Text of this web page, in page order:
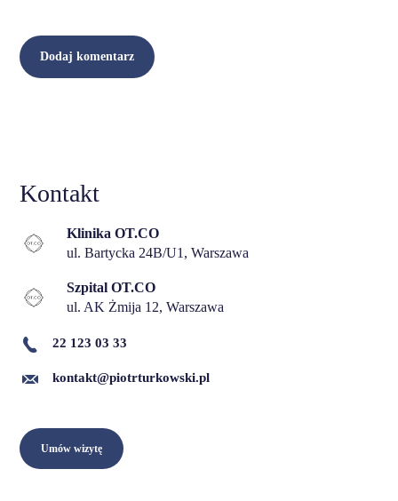
Kontakt
Klinika OT.CO
ul. Bartycka 24B/U1, Warszawa
Szpital OT.CO
ul. AK Żmija 12, Warszawa
22 123 03 33
kontakt@piotrturkowski.pl
Umów wizytę